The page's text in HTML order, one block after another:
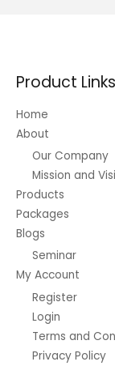
Product Links
Home
About
Our Company
Mission and
Products
Packages
Blogs
Seminar
My Account
Register
Login
Terms and
Privacy Policy